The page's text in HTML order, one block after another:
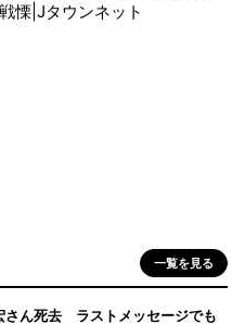
慄|Jタウンネット
一覧を見る
さん死去 ラストメッセージでも